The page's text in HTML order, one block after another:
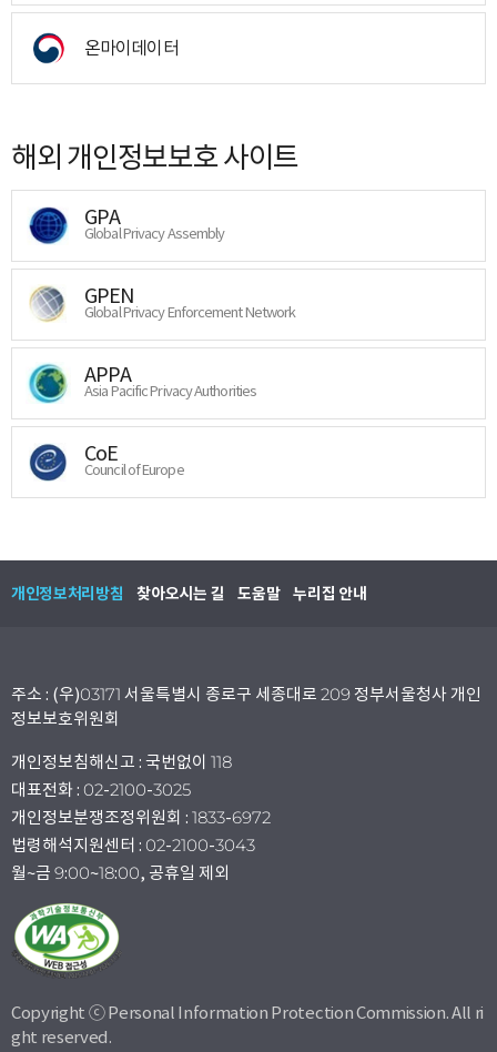
온마이데이터
해외 개인정보보호 사이트
GPA
Global Privacy Assembly
GPEN
Global Privacy Enforcement Network
APPA
Asia Pacific Privacy Authorities
CoE
Council of Europe
개인정보처리방침 찾아오시는 길 도움말 누리집 안내
주소 : (우)03171 서울특별시 종로구 세종대로 209 정부서울청사 개인
정보보호위원회
개인정보침해신고 : 국번없이 118
대표전화 : 02-2100-3025
개인정보분쟁조정위원회 : 1833-6972
법령해석지원센터 : 02-2100-3043
월~금 9:00~18:00, 공휴일 제외
Copyright ⓒ Personal Information Protection Commission. All ri
ght reserved.